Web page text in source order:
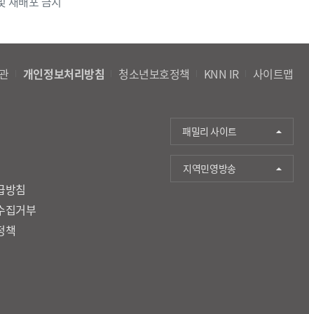
개인정보처리방침 청소년보호정책 KNN IR 사이트맵
방침
집거부
책
패밀리 사이트
지역민영방송